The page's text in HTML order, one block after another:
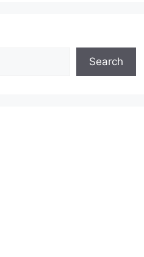
Search